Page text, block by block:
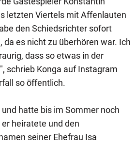
letzten Viertels mit Affenlauten
den Schiedsrichter sofort
da es nicht zu überhören war. Ich
dass so etwas in der
schrieb Konga auf Instagram
so öffentlich.
hatte bis im Sommer noch
heiratete und den
seiner Ehefrau Isa